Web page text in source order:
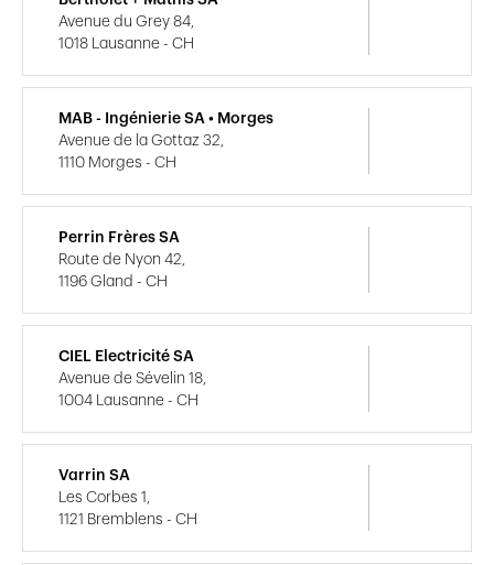
Avenue du Grey 84,
1018 Lausanne - CH
MAB - Ingénierie SA • Morges
Avenue de la Gottaz 32,
1110 Morges - CH
Perrin Frères SA
Route de Nyon 42,
1196 Gland - CH
CIEL Electricité SA
Avenue de Sévelin 18,
1004 Lausanne - CH
Varrin SA
Les Corbes 1,
1121 Bremblens - CH